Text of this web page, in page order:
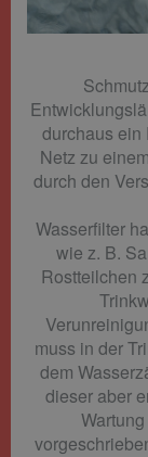
durchaus ein
Netz zu
durch den
Wasserfilter
wie z. B.
Rostteilchen
muss in der
dem
dieser aber